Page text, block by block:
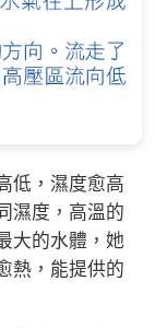
，濕度愈高
濕度，高溫的
大的水體，她
熱，能提供的